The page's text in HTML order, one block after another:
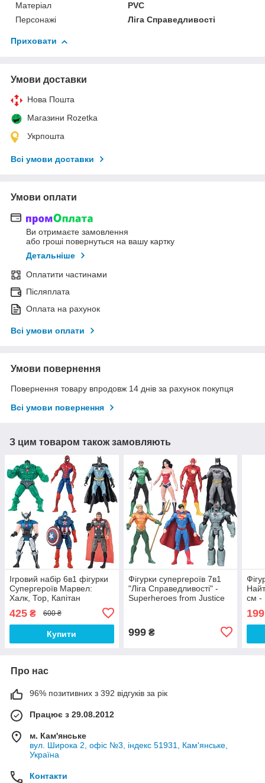
Матеріал
PVC
Персонажі
Ліга Справедливості
Приховати
Умови доставки
Нова Пошта
Магазини Rozetka
Укрпошта
Всі умови доставки
Умови оплати
Ви отримаєте замовлення
або гроші повернуться на вашу картку
Детальніше
Оплатити частинами
Післяплата
Оплата на рахунок
Всі умови оплати
Умови повернення
Повернення товару впродовж 14 днів за рахунок покупця
Всі умови повернення
З цим товаром також замовляють
Ігровий набір 6в1 фігурки
Супергероїв Марвел:
Халк, Тор, Капітан
Бетмен, Людина-павук 15
см
425 ₴ 600 ₴
Купити
Фігурки супергероїв 7в1
"Ліга Справедливості" -
Superheroes from Justice
999₴
см -
199
Про нас
96% позитивних з 392 відгуків за рік
Працює з 29.08.2012
м. Кам'янське
вул. Широка 2, офіс №3, індекс 51931, Кам'янське,
Україна
Контакти